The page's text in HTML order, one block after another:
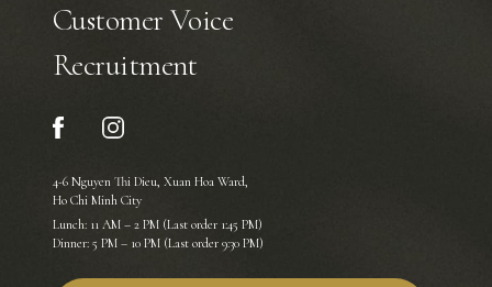
Customer Voice
Recruitment
4-6 Nguyen Thi Dieu, Xuan Hoa Ward,
Ho Chi Minh City
Lunch: 11 AM – 2 PM (Last order 1:45 PM)
Dinner: 5 PM – 10 PM (Last order 9:30 PM)